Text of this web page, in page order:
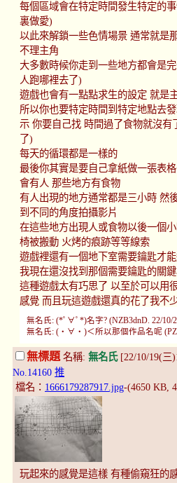
每個區域會在特定時間發生特定的
裏做愛)
以此來解鎖一些色情場景 通常就是
不理主角
大多數時候你走到一些地方都會是
人跑哪裡去了)
遊戲也會有一點點求生的設定 就是
所以你也要特定時間到特定地點去
示 你要自己找 時間過了食物就沒有
了)
每天的循環都是一樣的
最後你其實是要自己拿紙做一張表
會有人 那些地方有食物
有人出現的地方通常都是三小時 然
到不同的角度拍攝影片
在這些地方出現人或食物以後一個
椅被搬動 火烤的痕跡等等線索
遊戲裡還有一個地下室需要鑰匙才
我現在還沒找到那個需要鑰匙的關
這種遊戲太有巧思了 以至於可以用
感覺 而且玩這遊戲還真的花了我不
無名氏: (*ﾟ∀ﾟ*)名字? (NZB3dnD. 22/10/
無名氏: (・∀・)＜所以那個作品名呢
無標題名稱: 無名氏[22/10/19(三
No.14160 推
檔名： 1666179287917.jpg-(4650 KB,
玩起來的感覺是這樣 有種偷窺狂的